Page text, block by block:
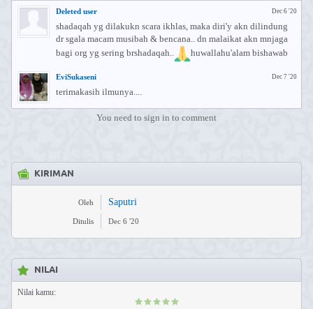
Dec 6 '20
Deleted user
shadaqah yg dilakukn scara ikhlas, maka diri'y akn dilindung
dr sgala macam musibah & bencana.. dn malaikat akn mnjaga
bagi org yg sering brshadaqah..
huwallahu'alam bishawab
Dec 7 '20
EviSukaseni
terimakasih ilmunya....
You need to sign in to comment
KIRIMAN
Oleh Saputri
Ditulis Dec 6 '20
NILAI
Nilai kamu: